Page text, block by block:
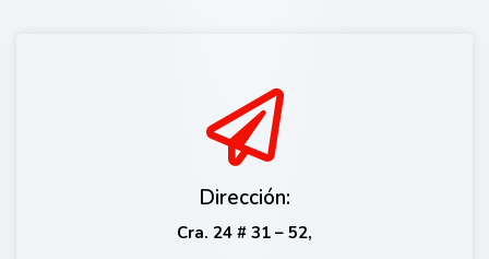
Dirección:
Cra. 24 # 31 – 52,